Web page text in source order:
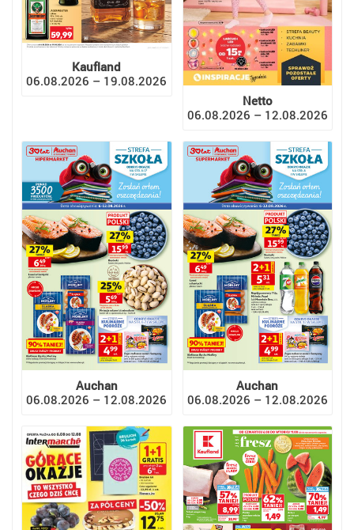
Kaufland
06.08.2026 – 19.08.2026
Netto
06.08.2026 – 12.08.2026
Auchan
06.08.2026 – 12.08.2026
Auchan
06.08.2026 – 12.08.2026